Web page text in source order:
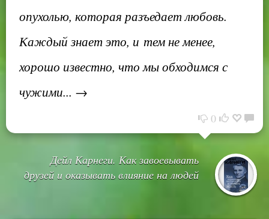
опухолью, которая разъедает любовь.
Каждый знает это, и тем не менее,
хорошо известно, что мы обходимся с
чужими... →
0
Дейл Карнеги. Как завоевывать
друзей и оказывать влияние на людей